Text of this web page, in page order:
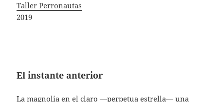
Taller Perronautas
2019
El instante anterior
La magnolia en el claro —perpetua estrella— una